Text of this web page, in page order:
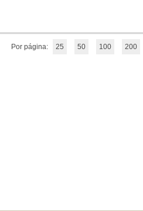
Por página: 25 50 100 200